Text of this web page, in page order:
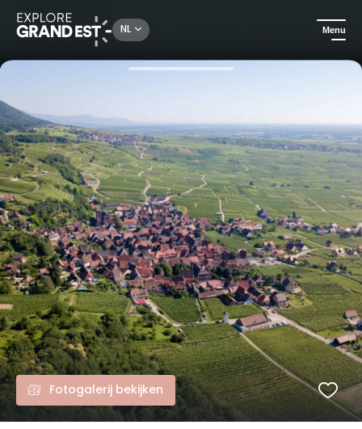
NL Menu
Kijk je ogen uit in de Grand Est Bier en wijn in Kaysersberg tijdens een wandeling
Fotogalerij bekijken